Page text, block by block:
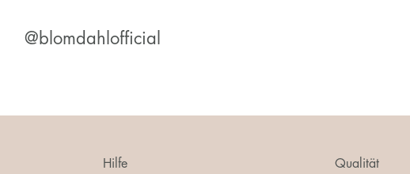
@blomdahlofficial
Hilfe Qualität